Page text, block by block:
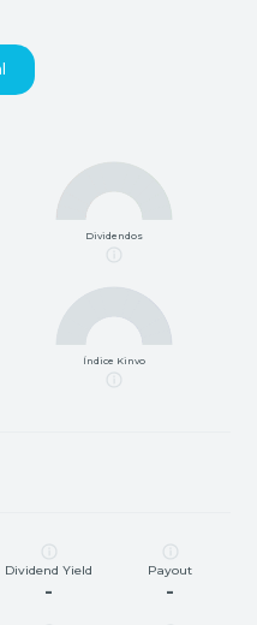
Dividendos
Índice Kinvo
Dividend Yield
-
Payout
-